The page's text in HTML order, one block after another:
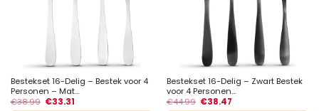
Bestekset 16-Delig – Bestek voor 4
Personen – Mat...
€38.99 €33.31
Bestekset 16-Delig – Zwart Bestek
voor 4 Personen...
€44.99 €38.47